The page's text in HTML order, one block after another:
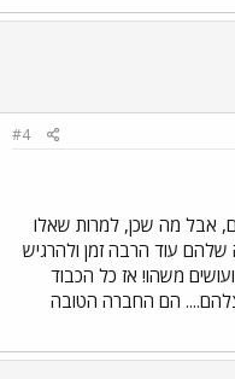
#4
אבל מה שכן, למרות שאלו
עוד הרבה זמן ולהרגיש
משהו! אז כל הכבוד
הם החברה הטובה